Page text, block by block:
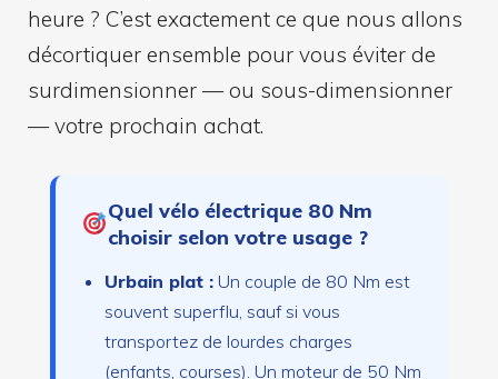
heure ? C’est exactement ce que nous allons
décortiquer ensemble pour vous éviter de
surdimensionner — ou sous-dimensionner
— votre prochain achat.
Quel vélo électrique 80 Nm
choisir selon votre usage ?
Urbain plat : Un couple de 80 Nm est
souvent superflu, sauf si vous
transportez de lourdes charges
(enfants, courses). Un moteur de 50 Nm